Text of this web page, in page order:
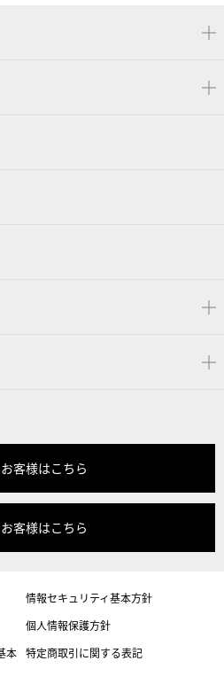
客様はこちら
客様はこちら
情報セキュリティ基本方針
個人情報保護方針
本
特定商取引に関する表記